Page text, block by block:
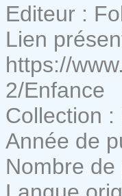
Editeur :
Lien
https://
2/Enfance
Collection :
Année de
Nombre